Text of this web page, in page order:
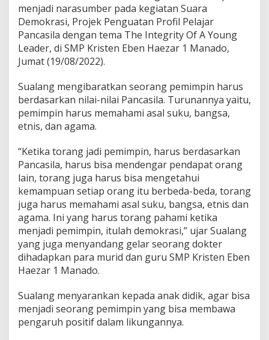
M
e
n
d
e
n
a
r
P
e
a
p
a
t
O
r
a
g
L
a
menjadi narasumber pada kegiatan Suara
Demokrasi, Projek Penguatan Profil Pelajar
Pancasila dengan tema The Integrity Of A Young
Leader, di SMP Kristen Eben Haezar 1 Manado,
Jumat (19/08/2022).
Sualang mengibaratkan seorang pemimpin harus
berdasarkan nilai-nilai Pancasila. Turunannya yaitu,
pemimpin harus memahami asal suku, bangsa,
etnis, dan agama.
“Ketika torang jadi pemimpin, harus berdasarkan
Pancasila, harus bisa mendengar pendapat orang
lain, torang juga harus bisa mengetahui
kemampuan setiap orang itu berbeda-beda, torang
juga harus memahami asal suku, bangsa, etnis dan
agama. Ini yang harus torang pahami ketika
menjadi pemimpin, itulah demokrasi,” ujar Sualang
yang juga menyandang gelar seorang dokter
dihadapkan para murid dan guru SMP Kristen Eben
Haezar 1 Manado.
Sualang menyarankan kepada anak didik, agar bisa
menjadi seorang pemimpin yang bisa membawa
pengaruh positif dalam likungannya.